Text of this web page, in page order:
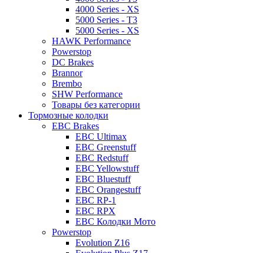
4000 Series - XS
5000 Series - T3
5000 Series - XS
HAWK Performance
Powerstop
DC Brakes
Brannor
Brembo
SHW Performance
Товары без категории
Тормозные колодки
EBC Brakes
EBC Ultimax
EBC Greenstuff
EBC Redstuff
EBC Yellowstuff
EBC Bluestuff
EBC Orangestuff
EBC RP-1
EBC RPX
EBC Колодки Мото
Powerstop
Evolution Z16